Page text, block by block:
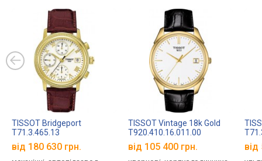
TISSOT Bridgeport
T71.3.465.13
від 180 630 грн.
TISSOT Vintage 18k Gold
T920.410.16.011.00
від 105 400 грн. від